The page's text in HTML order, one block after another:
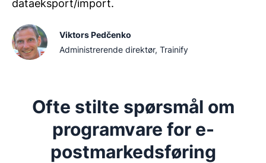
dataeksport/import.
Viktors Pedčenko
Administrerende direktør, Trainify
Ofte stilte spørsmål om
programvare for e-
postmarkedsføring